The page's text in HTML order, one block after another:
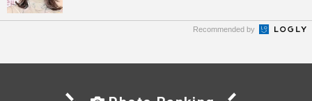
Recommended by